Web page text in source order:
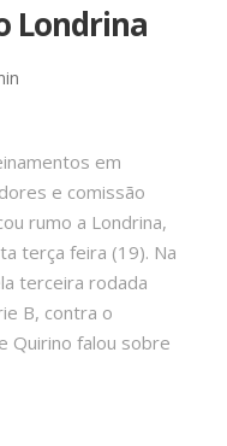
Londrina
em
e comissão
rumo a Londrina,
terça feira (19). Na
terceira rodada
B, contra o
Quirino falou sobre